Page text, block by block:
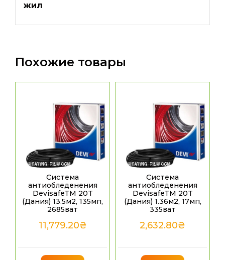
жил
Похожие товары
Система
антиобледенения
DevisafeTM 20T
(Дания) 13.5м2, 135мп,
2685ват
11,779.20₴
Система
антиобледенения
DevisafeTM 20T
(Дания) 1.36м2, 17мп,
335ват
2,632.80₴